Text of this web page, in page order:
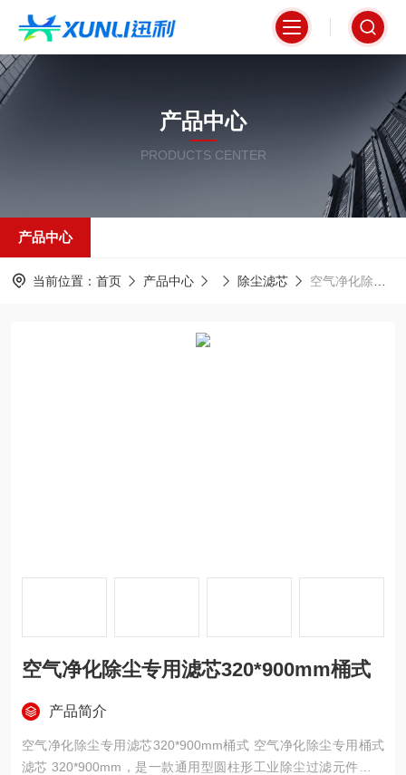
产品中心
PRODUCTS CENTER
产品中心
当前位置： 首页 产品中心 除尘滤芯 空气净化除尘专用滤芯320*900mm桶式
空气净化除尘专用滤芯320*900mm桶式
产品简介
空气净化除尘专用滤芯320*900mm桶式 空气净化除尘专用桶式
滤芯 320*900mm，是一款通用型圆柱形工业除尘过滤元件，外